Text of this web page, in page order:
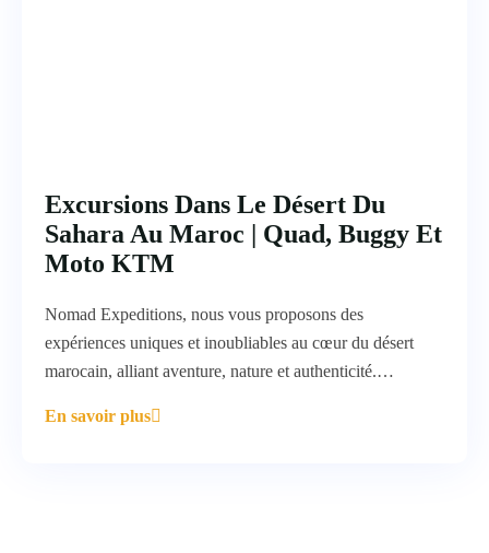
Excursions Dans Le Désert Du
Sahara Au Maroc | Quad, Buggy Et
Moto KTM
Nomad Expeditions, nous vous proposons des
expériences uniques et inoubliables au cœur du désert
marocain, alliant aventure, nature et authenticité.…
En savoir plus